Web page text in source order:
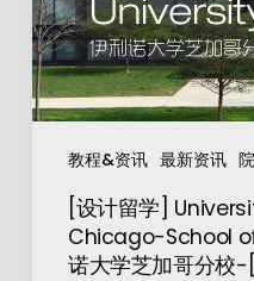
教程&资讯 最新资讯
[设计留学]
Chicago-School
诺大学芝加哥分校-